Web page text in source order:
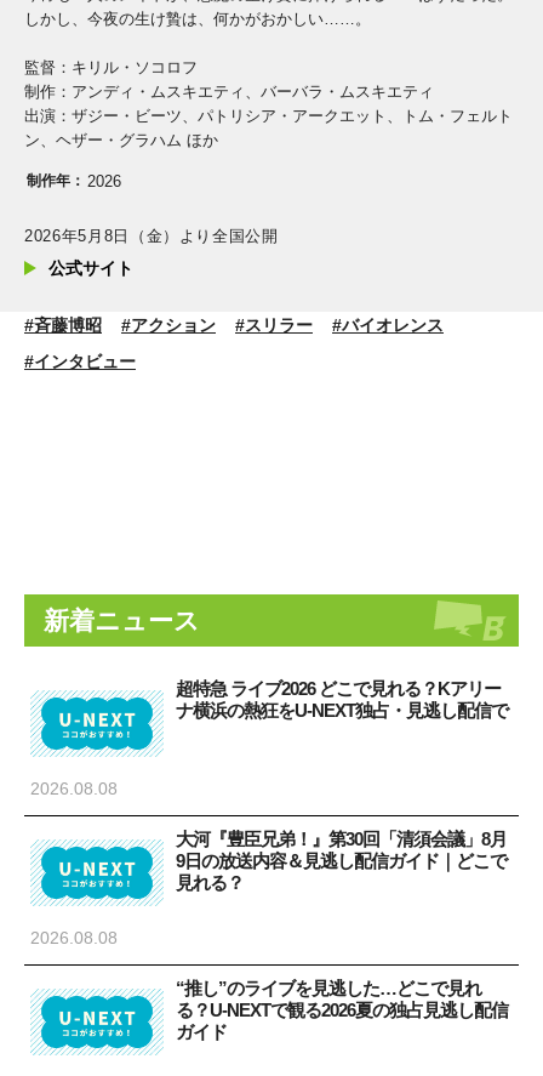
しかし、今夜の生け贄は、何かがおかしい……。
監督：キリル・ソコロフ
制作：アンディ・ムスキエティ、バーバラ・ムスキエティ
出演：ザジー・ビーツ、パトリシア・アークエット、トム・フェルト
ン、ヘザー・グラハム ほか
制作年： 2026
2026年5月8日（金）より全国公開
公式サイト
#斉藤博昭 #アクション #スリラー
#バイオレンス
#インタビュー
新着ニュース
超特急 ライブ2026 どこで見れる？Kアリー
ナ横浜の熱狂をU-NEXT独占・見逃し配信で
2026.08.08
大河『豊臣兄弟！』第30回「清須会議」8月
9日の放送内容＆見逃し配信ガイド｜どこで
見れる？
2026.08.08
“推し”のライブを見逃した…どこで見れ
る？U-NEXTで観る2026夏の独占見逃し配信
ガイド